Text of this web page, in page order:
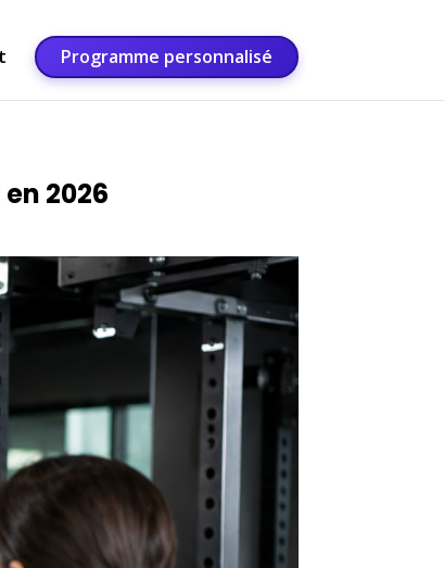
Programme personnalisé
2026